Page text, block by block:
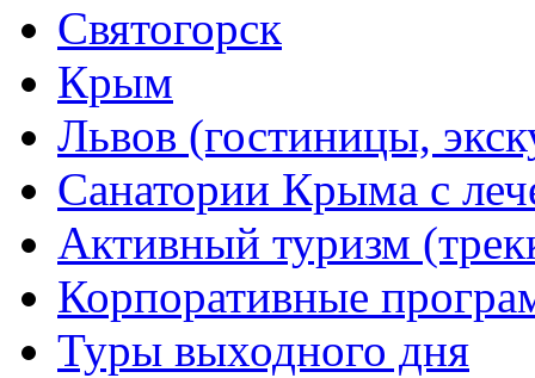
Святогорск
Крым
Львов (гостиницы,
Санатории Крыма с
Активный туризм
Корпоративные
Туры выходного дня